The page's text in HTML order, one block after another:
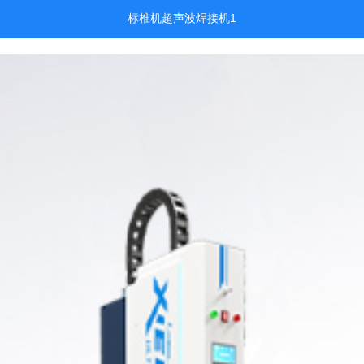
标椎机超声波焊接机1